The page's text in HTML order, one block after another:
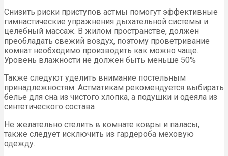
Снизить риски приступов астмы помогут эффективные
гимнастические упражнения дыхательной системы и
целебный массаж. В жилом пространстве, должен
преобладать свежий воздух, поэтому проветривание
комнат необходимо производить как можно чаще.
Уровень влажности не должен быть меньше 50%
Также следуют уделить внимание постельным
принадлежностям. Астматикам рекомендуется выбирать
белье для сна из чистого хлопка, а подушки и одеяла из
синтетического состава
Не желательно стелить в комнате ковры и паласы,
также следует исключить из гардероба меховую
одежду.